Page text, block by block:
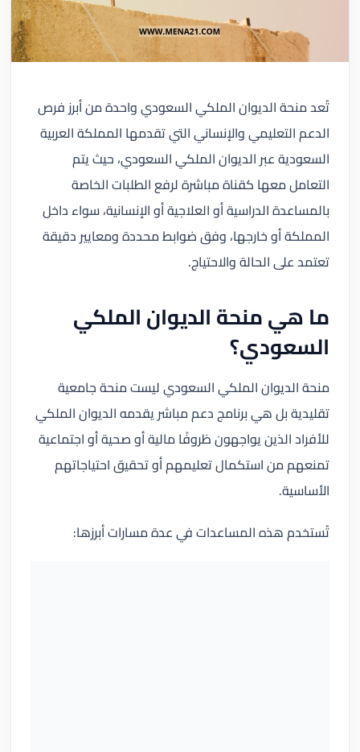
تُعد منحة الديوان الملكي السعودي واحدة من أبرز فرص
الدعم التعليمي والإنساني التي تقدمها المملكة العربية
السعودية عبر الديوان الملكي السعودي، حيث يتم
التعامل معها كقناة مباشرة لرفع الطلبات الخاصة
بالمساعدة الدراسية أو العلاجية أو الإنسانية، سواء داخل
المملكة أو خارجها، وفق ضوابط محددة ومعايير دقيقة
تعتمد على الحالة والاحتياج.
ما هي منحة الديوان الملكي
السعودي؟
منحة الديوان الملكي السعودي ليست منحة جامعية
تقليدية بل هي برنامج دعم مباشر يقدمه الديوان الملكي
للأفراد الذين يواجهون ظروفًا مالية أو صحية أو اجتماعية
تمنعهم من استكمال تعليمهم أو تحقيق احتياجاتهم
الأساسية.
تُستخدم هذه المساعدات في عدة مسارات أبرزها: